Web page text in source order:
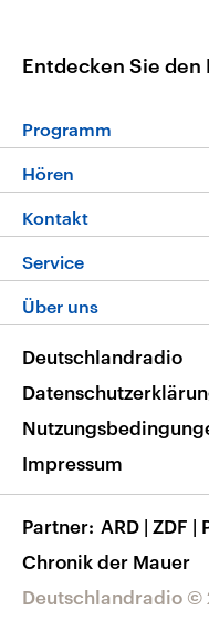
Entdecken Sie
Programm
Programm
Die
Neue Beiträge
Hören
Livestream
Podcasts
Nachrichten App
Frequenzen
Kontakt
Hörerservice
Service
FAQ
Veranstaltungen
Musikliste
RSS
Über uns
Barrierefreiheit
Deutschlandradio ©
Deutschlandradio
Impressum
Partner ARD | ZDF |
Chronik der Mauer